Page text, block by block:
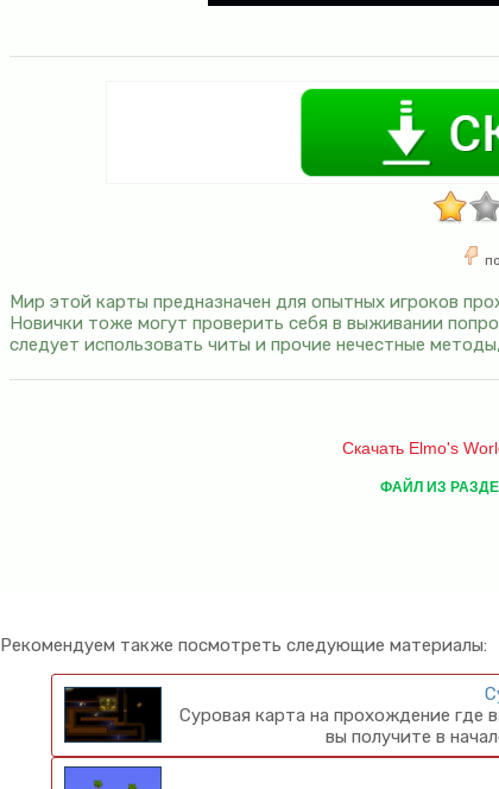
Мир этой карты предназначен для опытных игроков
Новички тоже могут проверить себя в выживании
следует использовать читы и прочие нечестные
Скачать Elmo's
ФАЙЛ ИЗ
Рекомендуем также посмотреть следующие материалы:
Суровая карта на прохождение где
вы получите в